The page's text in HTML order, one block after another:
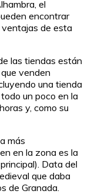
el
encontrar
de esta
las tiendas están
venden
una tienda
un poco en la
y, como su
más
en la zona es la
Data del
que daba
de Granada.